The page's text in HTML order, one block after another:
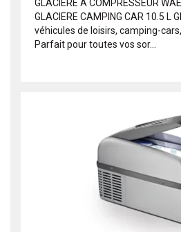
GLACIERE A COMPRESSEUR
GLACIERE CAMPING CAR 10.5 L
véhicules de loisirs, camping-
Parfait pour toutes vos sor...